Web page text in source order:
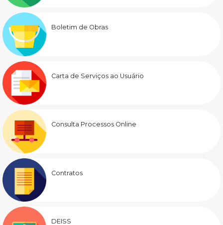
Boletim de Obras
Carta de Serviços ao Usuário
Consulta Processos Online
Contratos
DEISS